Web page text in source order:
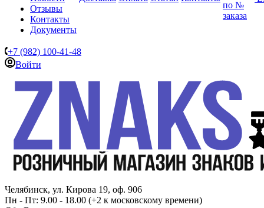
Отзывы
Контакты
Документы
по №
заказа
+7 (982) 100-41-48
Войти
Челябинск, ул. Кирова 19, оф. 906
Пн - Пт: 9.00 - 18.00 (+2 к московскому времени)